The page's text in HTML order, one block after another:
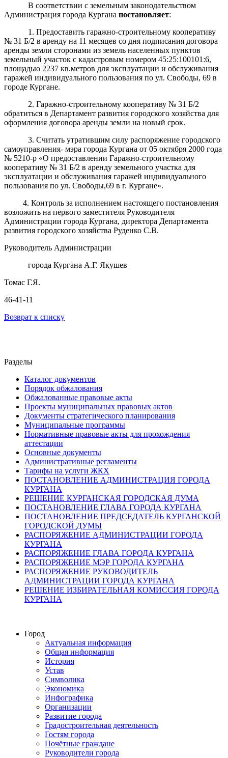
В соответствии с земельным законодательством
Администрация города Кургана постановляет:
1. Предоставить гаражно-строительному кооперативу
№ 31 Б/2 в аренду на 11 месяцев со дня подписания договора
аренды земли сторонами из земель населенных пунктов
земельный участок с кадастровым номером 45:25:100101:6,
площадью 2237 кв.метров для эксплуатации и обслуживания
гаражей индивидуального пользования по ул. Свободы, 69 в
городе Кургане.
2. Гаражно-строительному кооперативу № 31 Б/2
обратиться в Департамент развития городского хозяйства для
оформления договора аренды земли на новый срок.
3. Считать утратившим силу распоряжение городского
самоуправления- мэра города Кургана от 05 октября 2000 года
№ 5210-р «О предоставлении Гаражно-строительному
кооперативу № 31 Б/2 в аренду земельного участка для
эксплуатации и обслуживания гаражей индивидуального
пользования по ул. Свободы,69 в г. Кургане».
4. Контроль за исполнением настоящего постановления
возложить на первого заместителя Руководителя
Администрации города Кургана, директора Департамента
развития городского хозяйства Руденко С.В.
Руководитель Администрации
города Кургана А.Г. Якушев
Томас Г.Я.
46-41-11
Возврат к списку
Разделы
Каталог документов
Порядок обжалования
Обжалованные правовые акты
Проекты муниципальных правовых актов
Документы стратегического планирования
Муниципальные программы
Нормативные правовые акты для прохождения
аттестации
Основные документы
Административные регламенты
Тарифы на услуги ЖКХ
ПОСТАНОВЛЕНИЕ АДМИНИСТРАЦИЯ ГОРОДА
КУРГАНА
РЕШЕНИЕ КУРГАНСКАЯ ГОРОДСКАЯ ДУМА
ПОСТАНОВЛЕНИЕ ГЛАВА ГОРОДА КУРГАНА
ПОСТАНОВЛЕНИЕ ПРЕДСЕДАТЕЛЬ КУРГАНСКОЙ
ГОРОДСКОЙ ДУМЫ
РАСПОРЯЖЕНИЕ АДМИНИСТРАЦИИ ГОРОДА
КУРГАНА
РАСПОРЯЖЕНИЕ ГЛАВА ГОРОДА КУРГАНА
РАСПОРЯЖЕНИЕ МЭР ГОРОДА КУРГАНА
РАСПОРЯЖЕНИЕ РУКОВОДИТЕЛЬ
АДМИНИСТРАЦИИ ГОРОДА КУРГАНА
РЕШЕНИЕ ИЗБИРАТЕЛЬНАЯ КОМИССИЯ ГОРОДА
КУРГАНА
Город
Актуальная информация
Общая информация
История
Устав
Символика
Экономика
Инфографика
Организации
Развитие города
Градостроительная деятельность
Гостям города
Почётные граждане
Руководители города